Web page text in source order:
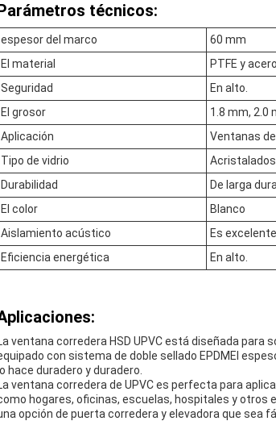
técnicos:
espesor del marco
60 mm
El material
PTFE y acero
Seguridad
En alto.
El grosor
1.8 mm, 2.0
Aplicación
Ventanas
Tipo de vidrio
Durabilidad
De larga
El color
Blanco
Aislamiento acústico
Es excelente.
Eficiencia energética
En alto.
ventana corredera HSD UPVC está diseñada
con sistema de doble sellado EPDMEl
hace duradero y duradero.
ventana corredera de UPVC es perfecta para
hogares, oficinas, escuelas, hospitales y
opción de puerta corredera y elevadora que sea